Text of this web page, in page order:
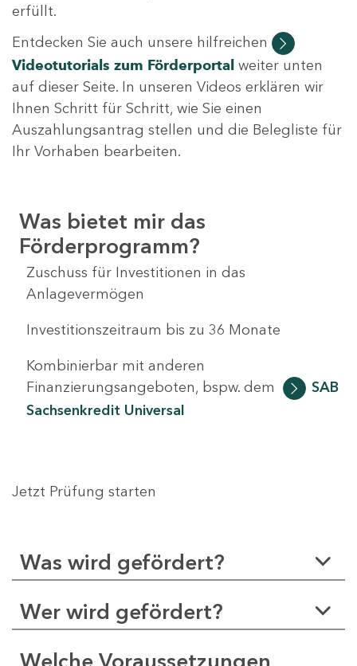
erfüllt.
Entdecken Sie auch unsere hilfreichen
Videotutorials zum Förderportal weiter unten
auf dieser Seite. In unseren Videos erklären wir
Ihnen Schritt für Schritt, wie Sie einen
Auszahlungsantrag stellen und die Belegliste für
Ihr Vorhaben bearbeiten.
Was bietet mir das
Förderprogramm?
Zuschuss für Investitionen in das
Anlagevermögen
Investitionszeitraum bis zu 36 Monate
Kombinierbar mit anderen
Finanzierungsangeboten, bspw. dem
SAB
Sachsenkredit Universal
Jetzt Prüfung starten
Was wird gefördert?
Wer wird gefördert?
Welche Voraussetzungen